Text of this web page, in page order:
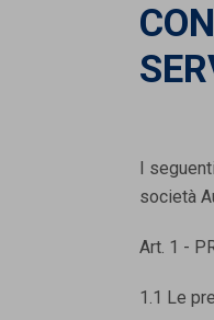
I
società
Art. 1 -
1.1 Le